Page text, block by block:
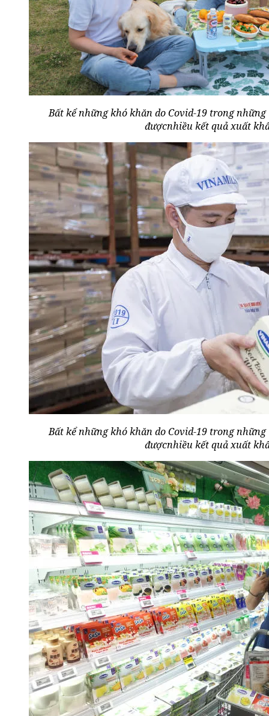
Bất kể những khó khăn do Covid-19 trong
đượcnhiều kết quả xuất
Bất kể những khó khăn do Covid-19 trong
đượcnhiều kết quả xuất